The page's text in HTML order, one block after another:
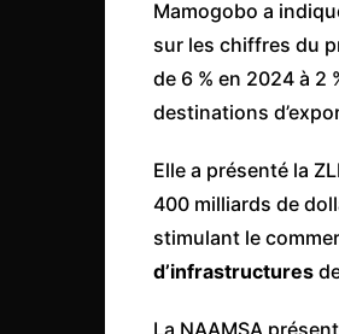
Mamogobo a
sur les chiffres du
de 6 % en 2024 à 2
destinations
Elle a présenté la
400 milliards de
stimulant le
d’infrastructures
La NAAMSA